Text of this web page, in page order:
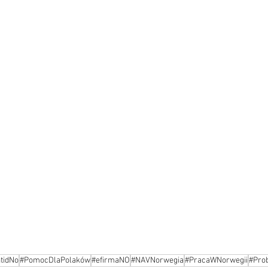
#PomocDlaPolaków#efirmaNO#NAVNorwegia#PracaWNorwegii